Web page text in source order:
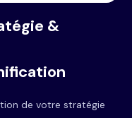
&
de votre stratégie